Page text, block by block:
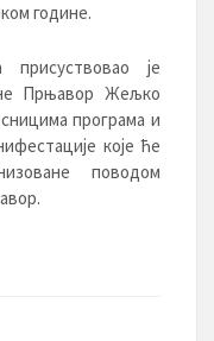
године.
је
Прњавор Жељко
програма и
које ће
поводом